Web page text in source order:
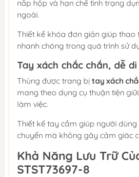
nắp hộp và hạn chế tình trạng
ngoài.
Thiết kế khóa đơn giản giúp thao
nhanh chóng trong quá trình sử
Tay xách chắc chắn, dễ
Thùng được trang bị tay xách
mang theo dụng cụ thuận tiện
làm việc.
Thiết kế tay cầm giúp người
chuyển mà không gây cảm giác
Khả Năng Lưu Trữ
STST73697-8